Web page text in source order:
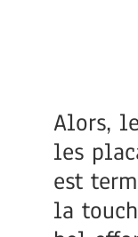
Alors,
les
est
la